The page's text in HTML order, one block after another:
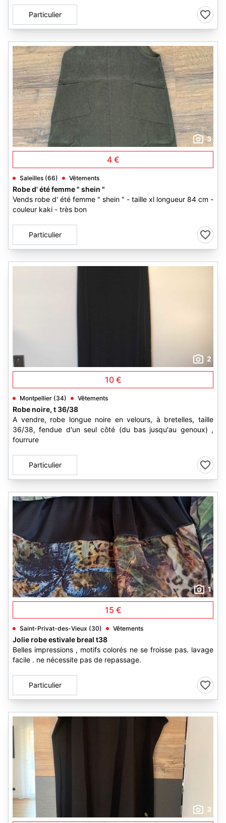
Particulier
3
4 €
Saleilles (66) Vêtements
Robe d' été femme " shein "
Vends robe d' été femme " shein " - taille xl longueur 84 cm -
couleur kaki - très bon
Particulier
2
10 €
Montpellier (34) Vêtements
Robe noire, t 36/38
A vendre, robe longue noire en velours, à bretelles, taille
36/38, fendue d'un seul côté (du bas jusqu'au genoux) ,
fourrure
Particulier
1
15 €
Saint-Privat-des-Vieux (30) Vêtements
Jolie robe estivale breal t38
Belles impressions , motifs colorés ne se froisse pas. lavage
facile . ne nécessite pas de repassage.
Particulier
3